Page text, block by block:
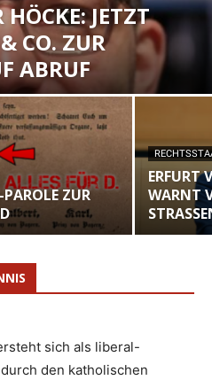
JETZT
CO. ZUR
ABRUF
ZUR
ERFURT
WARNT
sich als liberal-
den katholischen